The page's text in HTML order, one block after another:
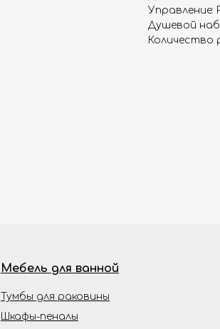
Управление:
Душевой
Количество
Мебель для ванной
Тумбы для раковины
Шкафы-пеналы